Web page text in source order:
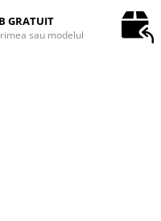
GRATUIT
sau modelul